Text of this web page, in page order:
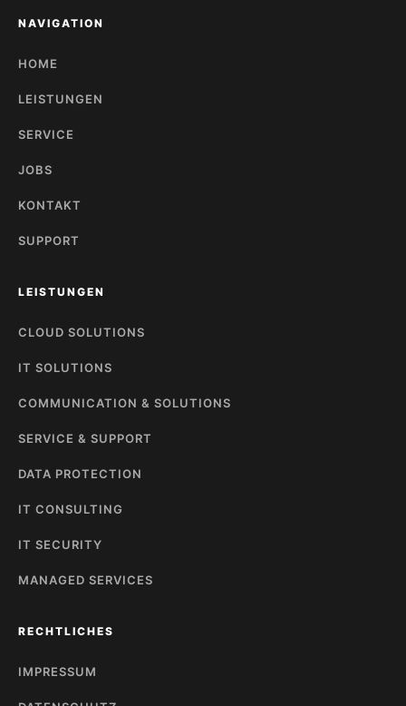
NAVIGATION
HOME
LEISTUNGEN
SERVICE
JOBS
KONTAKT
SUPPORT
LEISTUNGEN
CLOUD SOLUTIONS
IT SOLUTIONS
COMMUNICATION & SOLUTIONS
SERVICE & SUPPORT
DATA PROTECTION
IT CONSULTING
IT SECURITY
MANAGED SERVICES
RECHTLICHES
IMPRESSUM